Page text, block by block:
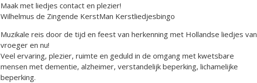
Maak met liedjes contact en plezier!
Wilhelmus de Zingende KerstMan Kerstliedjesbingo
Muzikale reis door de tijd en feest van herkenning met Hollandse liedjes van
vroeger en nu!
Veel ervaring, plezier, ruimte en geduld in de omgang met kwetsbare
mensen met dementie, alzheimer, verstandelijk beperking, lichamelijke
beperking.